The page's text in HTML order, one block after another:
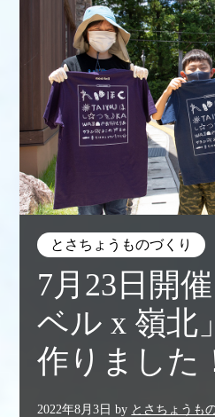
とさちょうものづくり
7月23日開
ベル x 嶺北
作りました
2022年8月3日 by とさちょうも